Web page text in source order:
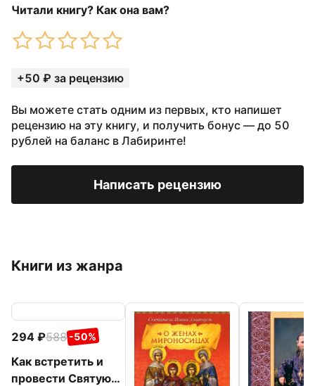
Читали книгу? Как она вам?
+50 ₽ за рецензию
Вы можете стать одним из первых, кто напишет
рецензию на эту книгу, и получить бонус — до 50
рублей на баланс в Лабиринте!
Написать рецензию
Книги из жанра
294 588 -50%
Как встретить и
провести Святую